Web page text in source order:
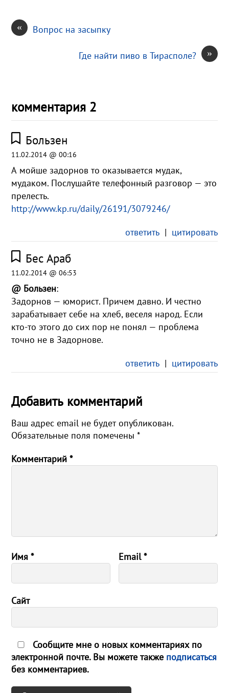
« Вопрос на засыпку
»
Где найти пиво в Тирасполе?
комментария 2
Бользен
11.02.2014 @ 00:16
А мойше задорнов то оказывается мудак,
мудаком. Послушайте телефонный разговор — это
прелесть.
http://www.kp.ru/daily/26191/3079246/
ответить| цитировать
Бес Араб
11.02.2014 @ 06:53
@ Бользен:
Задорнов — юморист. Причем давно. И честно
зарабатывает себе на хлеб, веселя народ. Если
кто-то этого до сих пор не понял — проблема
точно не в Задорнове.
ответить| цитировать
Добавить комментарий
Ваш адрес email не будет опубликован.
Обязательные поля помечены*
Комментарий*
Имя* Email*
Сайт
Сообщите мне о новых комментариях по
электронной почте. Вы можете также подписаться
без комментариев.